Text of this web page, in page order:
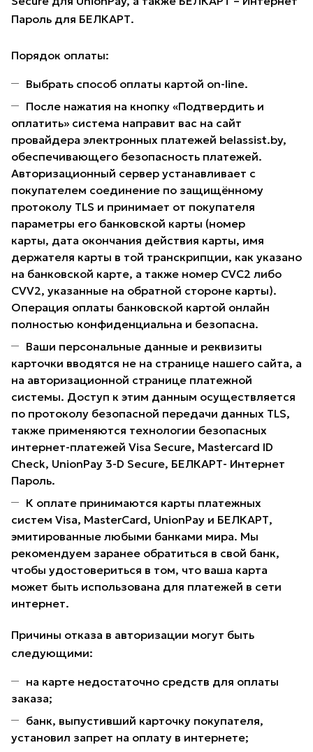
Пароль для БЕЛКАРТ.
Порядок оплаты:
Выбрать способ оплаты картой on-line.
После нажатия на кнопку «Подтвердить и
оплатить» система направит вас на сайт
провайдера электронных платежей belassist.by,
обеспечивающего безопасность платежей.
Авторизационный сервер устанавливает с
покупателем соединение по защищённому
протоколу TLS и принимает от покупателя
параметры его банковской карты (номер
карты, дата окончания действия карты, имя
держателя карты в той транскрипции, как указано
на банковской карте, а также номер CVC2 либо
CVV2, указанные на обратной стороне карты).
Операция оплаты банковской картой онлайн
полностью конфиденциальна и безопасна.
Ваши персональные данные и реквизиты
карточки вводятся не на странице нашего сайта, а
на авторизационной странице платежной
системы. Доступ к этим данным осуществляется
по протоколу безопасной передачи данных TLS,
также применяются технологии безопасных
интернет-платежей Visa Secure, Mastercard ID
Check, UnionPay 3-D Secure, БЕЛКАРТ- Интернет
Пароль.
К оплате принимаются карты платежных
систем Visa, MasterCard, UnionPay и БЕЛКАРТ,
эмитированные любыми банками мира. Мы
рекомендуем заранее обратиться в свой банк,
чтобы удостовериться в том, что ваша карта
может быть использована для платежей в сети
интернет.
Причины отказа в авторизации могут быть
следующими:
на карте недостаточно средств для оплаты
заказа;
банк, выпустивший карточку покупателя,
установил запрет на оплату в интернете;